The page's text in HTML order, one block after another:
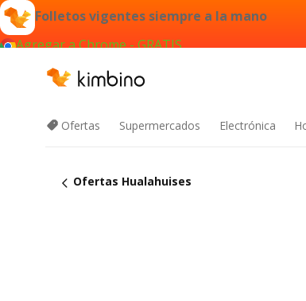
Folletos vigentes siempre a la mano
Agregar a Chrome - GRATIS
Ofertas Supermercados Electrónica
Ofertas Hualahuises